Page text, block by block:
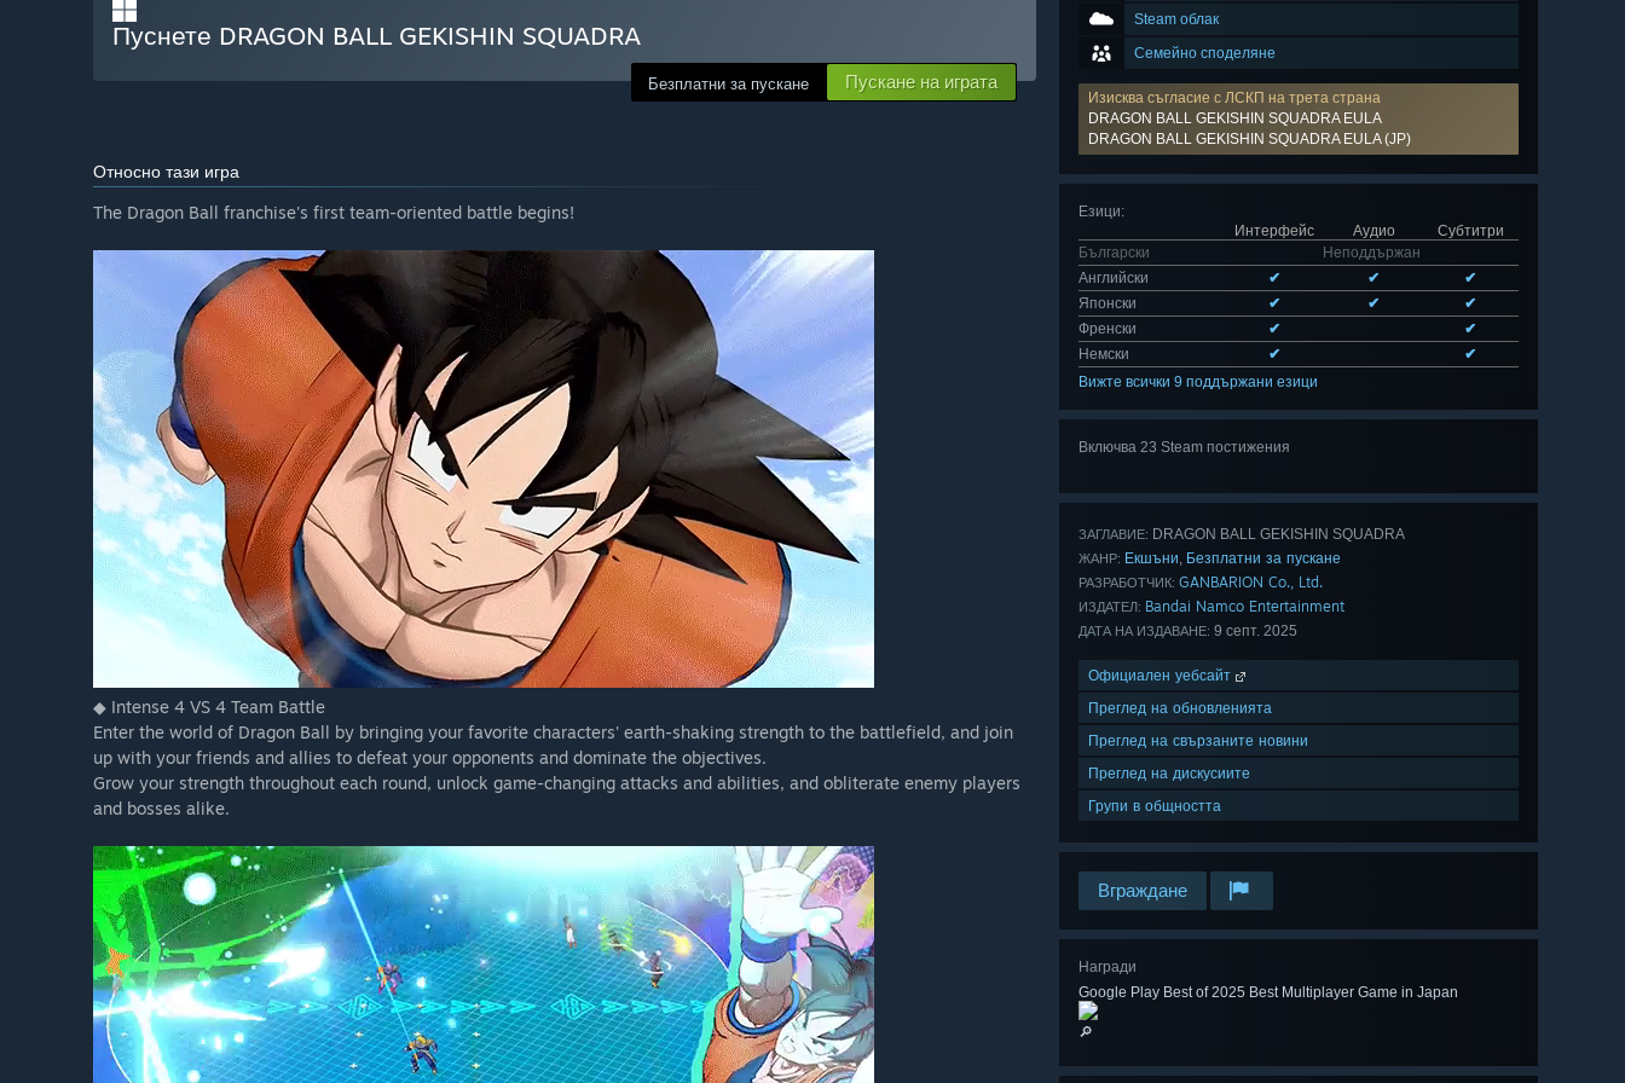
Steam облак
Семейно споделяне
Изисква съгласие с ЛСКП на трета страна
DRAGON BALL GEKISHIN SQUADRA EULA
DRAGON BALL GEKISHIN SQUADRA EULA (JP)
Езици:
Интерфейс
Аудио
Субтитри
Български
Неподдържан
Английски
✔ ✔
✔
Японски
✔ ✔
✔
Френски
✔
✔
Немски
✔
✔
Вижте всички 9 поддържани езици
Включва 23 Steam постижения
ЗАГЛАВИЕ: DRAGON BALL GEKISHIN SQUADRA
ЖАНР: Екшъни, Безплатни за пускане
РАЗРАБОТЧИК: GANBARION Co., Ltd.
ИЗДАТЕЛ: Bandai Namco Entertainment
ДАТА НА ИЗДАВАНЕ: 9 септ. 2025
Официален уебсайт
Преглед на обновленията
Преглед на свързаните новини
Преглед на дискусиите
Групи в общността
Вграждане
Награди
Google Play Best of 2025 Best Multiplayer Game in Japan
🔎
Пуснете DRAGON BALL GEKISHIN SQUADRA
Безплатни за пускане Пускане на играта
Относно тази игра
The Dragon Ball franchise's first team-oriented battle begins!
◆ Intense 4 VS 4 Team Battle
Enter the world of Dragon Ball by bringing your favorite characters' earth-shaking strength to the battlefield, and join
up with your friends and allies to defeat your opponents and dominate the objectives.
Grow your strength throughout each round, unlock game-changing attacks and abilities, and obliterate enemy players
and bosses alike.